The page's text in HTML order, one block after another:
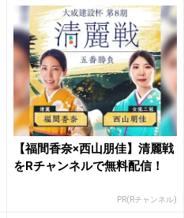
【福間香奈×西山朋佳】清麗戦
をRチャンネルで無料配信！
PR(Rチャンネル)